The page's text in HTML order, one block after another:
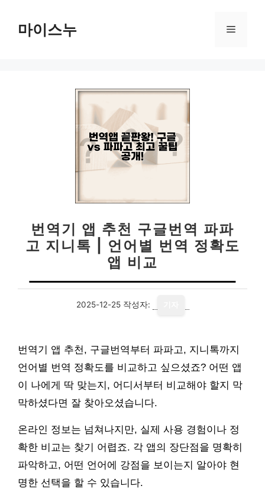
마이스누 메
번역기 앱 추천 구글번역 파파
고 지니톡 | 언어별 번역 정확도
앱 비교
2025-12-25 작성자:
번역기 앱 추천, 구글번역부터 파파고, 지니톡까지
언어별 번역 정확도를 비교하고 싶으셨죠? 어떤 앱
이 나에게 딱 맞는지, 어디서부터 비교해야 할지 막
막하셨다면 잘 찾아오셨습니다.
온라인 정보는 넘쳐나지만, 실제 사용 경험이나 정
확한 비교는 찾기 어렵죠. 각 앱의 장단점을 명확히
파악하고, 어떤 언어에 강점을 보이는지 알아야 현
명한 선택을 할 수 있습니다.